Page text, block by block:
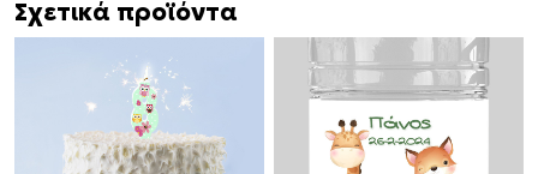
α
Κ
Σχετικά προϊόντα